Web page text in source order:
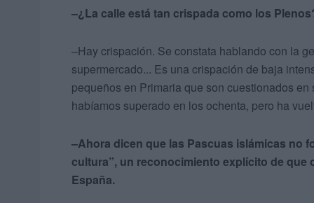
–¿La calle está tan crispada como los
–Hay crispación. Se constata hablando con la
supermercado... Es una crispación de baja
pequeños en Primaria que son cuestionados
habíamos superado en los ochenta, pero ha
–Ahora dicen que las Pascuas islámicas no
cultura”, un reconocimiento explícito de que
España.